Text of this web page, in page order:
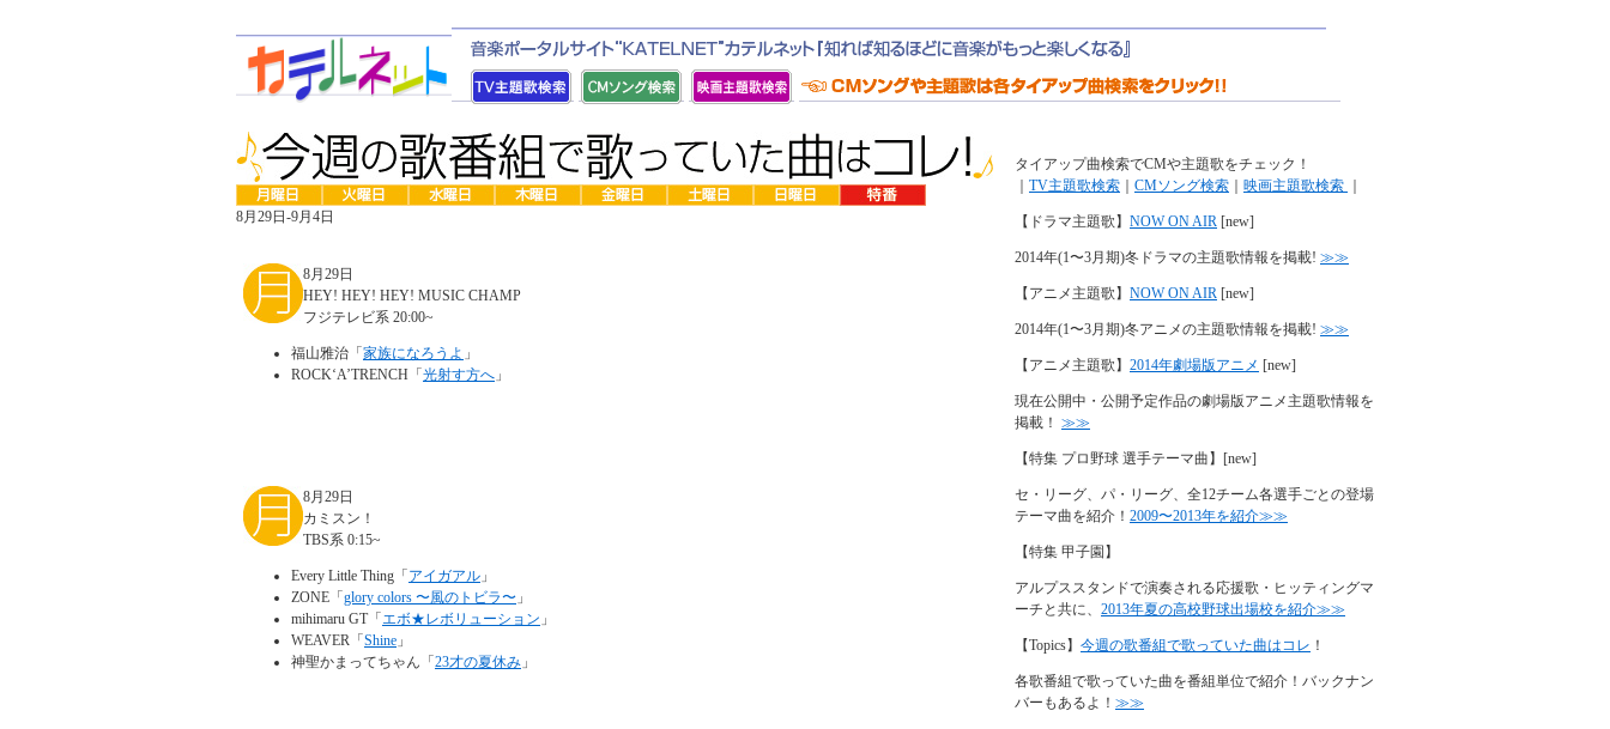
8月29日-9月4日
8月29日
HEY! HEY! HEY! MUSIC CHAMP
フジテレビ系 20:00~
福山雅治「 家族になろうよ 」
ROCK‘A’TRENCH「 光射す方へ 」
8月29日
カミスン！
TBS系 0:15~
Every Little Thing「 アイガアル 」
ZONE「 glory colors 〜風のトビラ〜 」
mihimaru GT「 エボ★レボリューション 」
WEAVER「 Shine 」
神聖かまってちゃん「 23才の夏休み 」
タイアップ曲検索でCMや主題歌をチェック！
TV主題歌検索 CMソング検索 映画主題歌検索
【ドラマ主題歌】 NOW ON AIR [new]
2014年(1〜3月期)冬ドラマの主題歌情報を掲載! ≫≫
【アニメ主題歌】 NOW ON AIR [new]
2014年(1〜3月期)冬アニメの主題歌情報を掲載! ≫≫
【アニメ主題歌】 2014年劇場版アニメ [new]
現在公開中・公開予定作品の劇場版アニメ主題歌情報を
掲載！ ≫≫
【特集 プロ野球 選手テーマ曲】 [new]
セ・リーグ、パ・リーグ、全12チーム各選手ごとの登場
テーマ曲を紹介！ 2009〜2013年を紹介≫≫
【特集 甲子園】
アルプススタンドで演奏される応援歌・ヒッティングマ
ーチと共に、 2013年夏の高校野球出場校を紹介≫≫
【Topics】 今週の歌番組で歌っていた曲はコレ ！
各歌番組で歌っていた曲を番組単位で紹介！バックナン
バーもあるよ！ ≫≫